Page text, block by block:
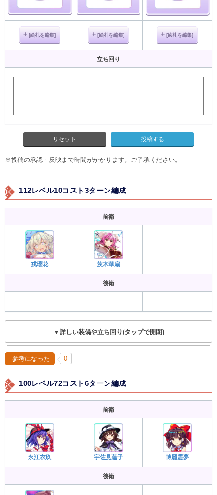
[絵札を編集] [絵札を編集] [絵札を編集]
立ち回り
リセット
※投稿の承認・反映まで時間がかかります。ご了承ください。
112レベル10コスト3ターン編成
前衛
戎瓔花 茨木華扇
-
後衛
- - -
▼詳しい装備や立ち回り(タップで開閉)
参考になった 0
100レベル72コスト6ターン編成
前衛
永江衣玖 宇佐見蓮子 博麗霊夢
後衛